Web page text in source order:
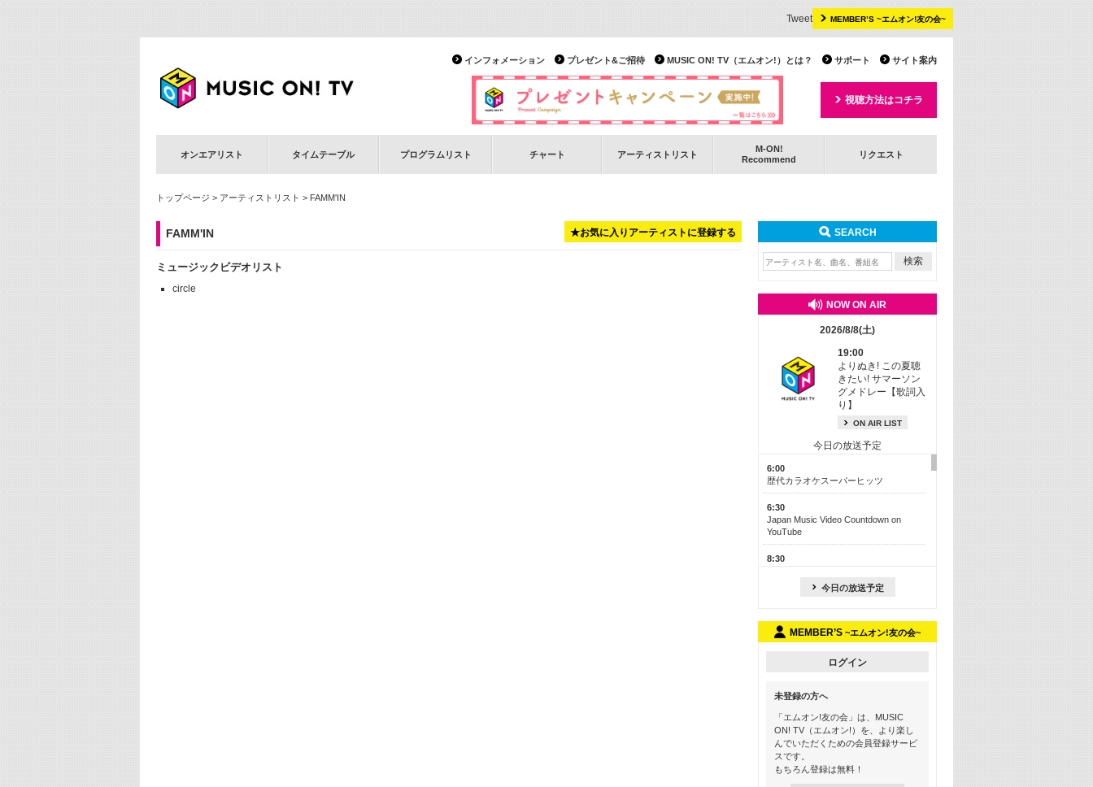
MEMBER’S ~エムオン!友の会~
Tweet
サイト案内
サポート
MUSIC ON! TV（エムオン!）とは？
プレゼント&ご招待
インフォメーション
視聴方法はコチラ
オンエアリスト タイムテーブル プログラムリスト チャート アーティストリスト
M-ON!
Recommend
リクエスト
トップページ > アーティストリスト > FAMM'IN
★お気に入りアーティストに登録する
FAMM'IN
ミュージックビデオリスト
circle
SEARCH
NOW ON AIR
2026/8/8(土)
19:00
よりぬき! この夏聴
きたい! サマーソン
グメドレー【歌詞入
り】
ON AIR LIST
今日の放送予定
6:00
歴代カラオケスーパーヒッツ
6:30
Japan Music Video Countdown on
YouTube
8:30
M-ON! カラオケカウントダウン 50
Official髭男dism特集
よりぬき! この夏聴きたい! サマーソン
グメドレー【歌詞入り】
21:00
季節を感じよう! シーズンソング特集
-8月編-【歌詞入り】
今日の放送予定
MEMBER’S ~エムオン!友の会~
ログイン
未登録の方へ
「エムオン!友の会」は、MUSIC
ON! TV（エムオン!）を、より楽し
んでいただくための会員登録サービ
スです。
もちろん登録は無料！